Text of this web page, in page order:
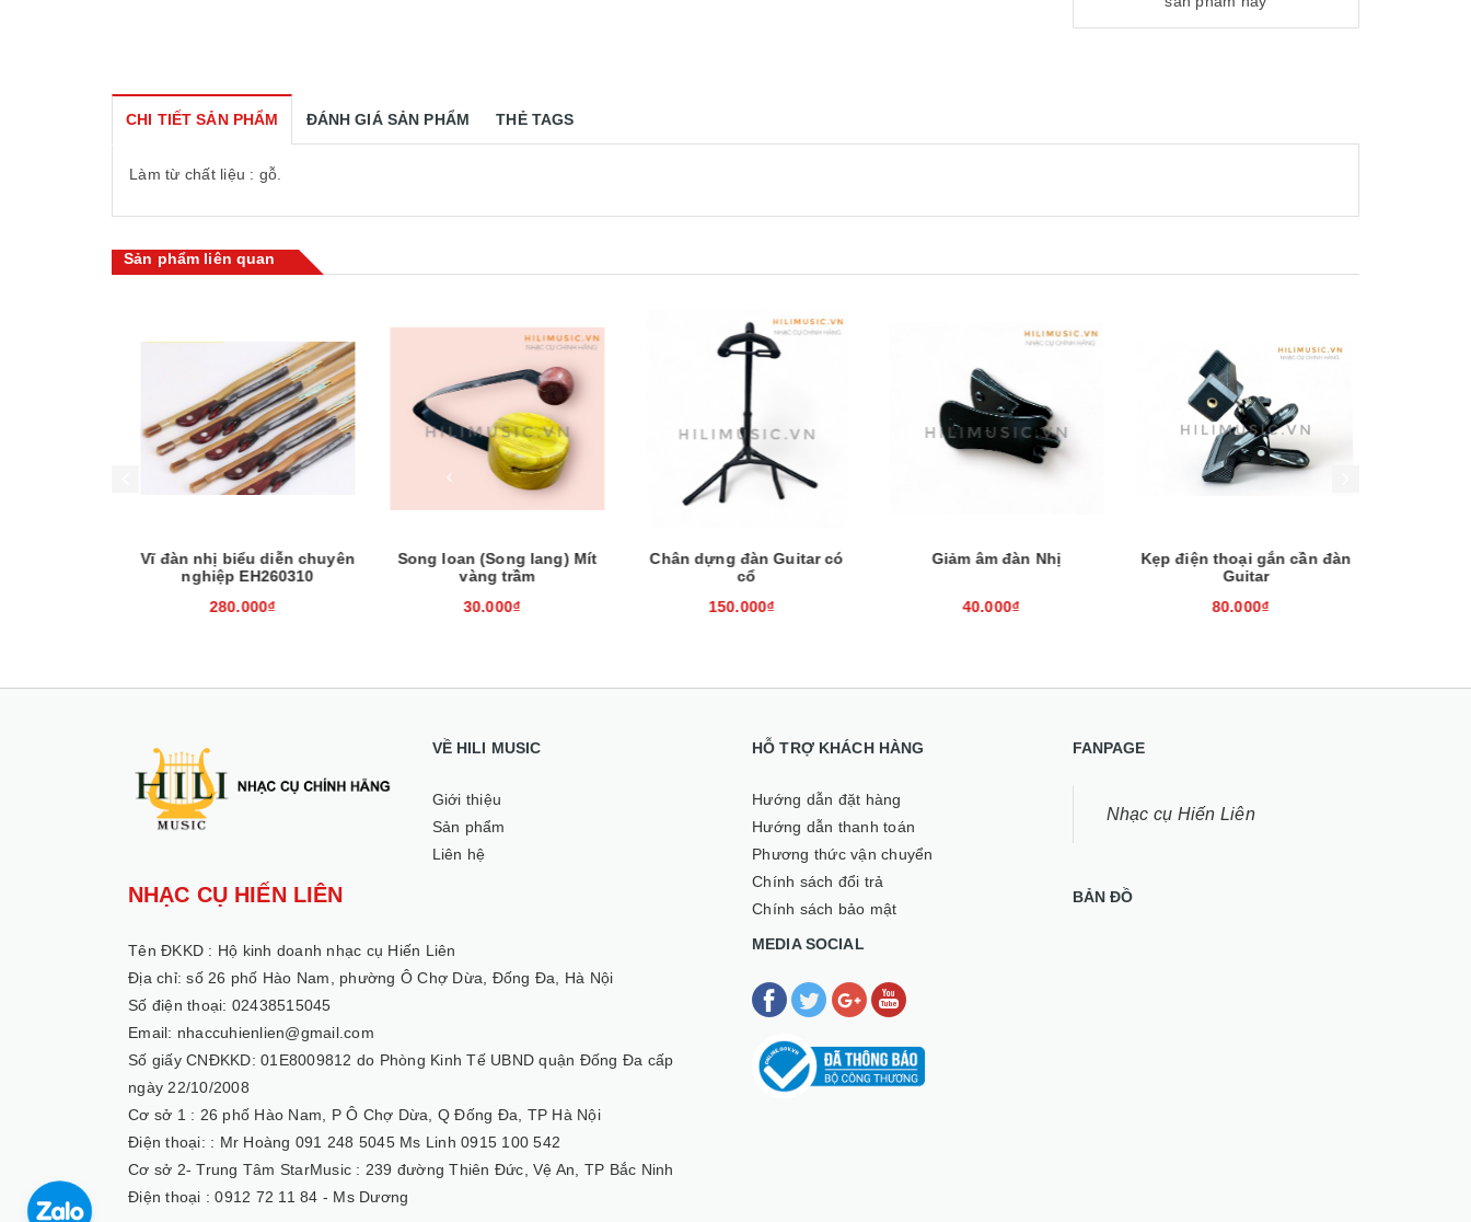
CHI TIẾT SẢN PHẨM ĐÁNH GIÁ SẢN PHẨM THẺ TAGS
Làm từ chất liệu : gỗ.
Sản phẩm liên quan
Xem nhanh
Vĩ đàn nhị biểu diễn chuyên
nghiệp EH260310
280.000₫
Xem nhanh
Song loan (Song lang) Mít
vàng trầm
30.000₫
Mua hàng Xem nhanh
Chân dựng đàn Guitar có
cổ
150.000₫
Mua hàng
Giảm âm đàn Nhị
40.000₫
Kẹp điện thoại gắn cần đàn
Guitar
80.000₫
VỀ HILI MUSIC
Giới thiệu
Sản phẩm
Liên hệ
NHẠC CỤ HIẾN LIÊN
Tên ĐKKD : Hộ kinh doanh nhạc cụ Hiến Liên
Địa chỉ: số 26 phố Hào Nam, phường Ô Chợ Dừa, Đống Đa, Hà Nội
Số điện thoại: 02438515045
Email: nhaccuhienlien@gmail.com
Số giấy CNĐKKD: 01E8009812 do Phòng Kinh Tế UBND quận Đống Đa cấp
ngày 22/10/2008
Cơ sở 1 : 26 phố Hào Nam, P Ô Chợ Dừa, Q Đống Đa, TP Hà Nội
Điện thoại: : Mr Hoàng 091 248 5045 Ms Linh 0915 100 542
Cơ sở 2- Trung Tâm StarMusic : 239 đường Thiên Đức, Vệ An, TP Bắc Ninh
Điện thoại :0912 72 11 84 - Ms Dương
HỖ TRỢ KHÁCH HÀNG
Hướng dẫn đặt hàng
Hướng dẫn thanh toán
Phương thức vận chuyển
Chính sách đổi trả
Chính sách bảo mật
MEDIA SOCIAL
FANPAGE
Nhạc cụ Hiến Liên
BẢN ĐỒ